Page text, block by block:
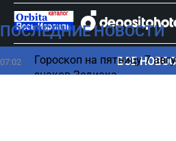
ПОСЛЕДНИЕ НОВОСТИ
07:02
Гороскоп на пятницу 7
знаков Зодиака
ВСЕ
сursorinfo.co.il © Все права